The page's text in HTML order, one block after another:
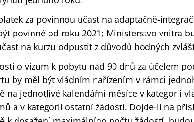
za povinnou účast na adaptačně-
povinné od roku 2021; Ministerstvo vnitra
na kurzu odpustit z důvodů hodných
o vízum k pobytu nad 90 dnů za účelem
by měl být vládním nařízením v rámci
na jednotlivé kalendářní měsíce v kategorii
a v kategorii ostatní žádosti. Dojde-li na